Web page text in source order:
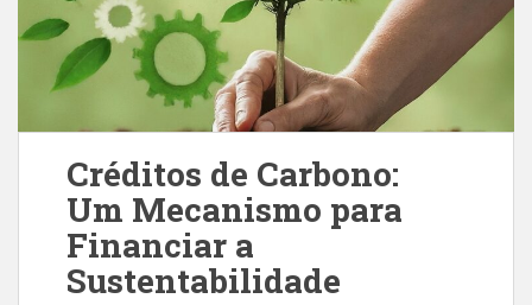
Créditos de Carbono:
Um Mecanismo para
Financiar a
Sustentabilidade